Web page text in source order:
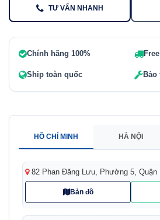
TƯ VẤN NHANH
Chính hãng 100%
Ship toàn quốc
HỒ CHÍ MINH HÀ NỘI
82 Phan Đăng Lưu, Phường 5, Quận
Bản đồ